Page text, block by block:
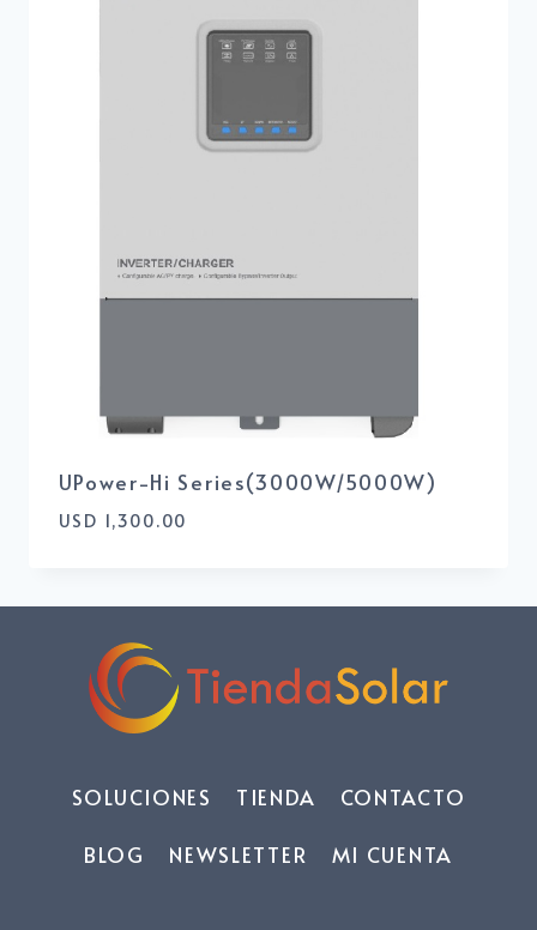
UPower-Hi Series(3000W/5000W)
USD 1,300.00
SOLUCIONES TIENDA
CONTACTO
BLOG
NEWSLETTER MI CUENTA